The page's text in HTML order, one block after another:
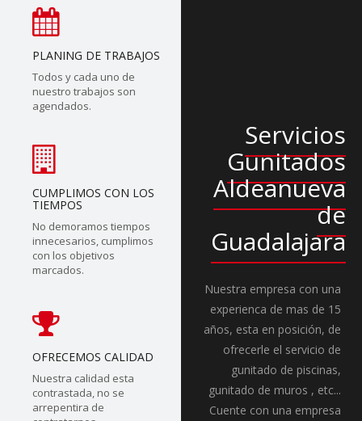
PLANING DE TRABAJOS
Todos y cada uno de
nuestro trabajos son
agendados.
CUMPLIMOS CON LOS
TIEMPOS
No demoramos tiempos
innecesarios, cumplimos
con los objetivos
marcados.
OFRECEMOS CALIDAD
Nuestra calidad esta
contrastada, no se
arrepentira de
Servicios
Gunitados
Aldeanueva
de
Guadalajara
Nuestra empresa con una
experienca de mas de 15
años, esta en posición, de
ofrecerle el servicio de
gunitado de piscinas,
gunitado de muros , etc...
Cuente con una empresa